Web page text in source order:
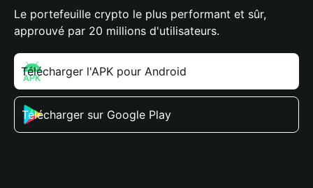
Le portefeuille crypto le plus performant et sûr,
approuvé par 20 millions d'utilisateurs.
Télécharger l'APK pour Android
Télécharger sur Google Play